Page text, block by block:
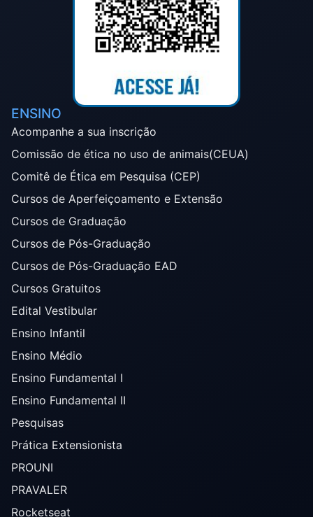
ENSINO
Acompanhe a sua inscrição
Comissão de ética no uso de animais(CEUA)
Comitê de Ética em Pesquisa (CEP)
Cursos de Aperfeiçoamento e Extensão
Cursos de Graduação
Cursos de Pós-Graduação
Cursos de Pós-Graduação EAD
Cursos Gratuitos
Edital Vestibular
Ensino Infantil
Ensino Médio
Ensino Fundamental I
Ensino Fundamental II
Pesquisas
Prática Extensionista
PROUNI
PRAVALER
Rocketseat